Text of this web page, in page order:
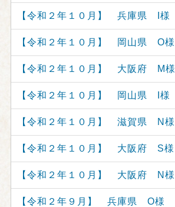
【令和２年１０月】 兵庫県 I様
【令和２年１０月】 岡山県 O様
【令和２年１０月】 大阪府 M様
【令和２年１０月】 岡山県 I様
【令和２年１０月】 滋賀県 N様
【令和２年１０月】 大阪府 S様
【令和２年１０月】 大阪府 N様
【令和２年９月】 兵庫県 O様